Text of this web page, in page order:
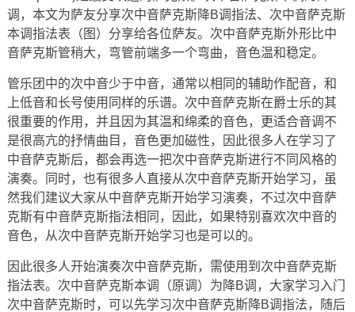
调，本文为萨友分享次中音萨克斯降B调指法、次中音萨克斯
本调指法表（图）分享给各位萨友。次中音萨克斯外形比中
音萨克斯管稍大，弯管前端多一个弯曲，音色温和稳定。
管乐团中的次中音少于中音，通常以相同的辅助作配音，和
上低音和长号使用同样的乐谱。次中音萨克斯在爵士乐的其
很重要的作用，并且因为其温和绵柔的音色，更适合音调不
是很高亢的抒情曲目，音色更加磁性，因此很多人在学习了
中音萨克斯后，都会再选一把次中音萨克斯进行不同风格的
演奏。同时，也有很多人直接从次中音萨克斯开始学习，虽
然我们建议大家从中音萨克斯开始学习演奏，不过次中音萨
克斯有中音萨克斯指法相同，因此，如果特别喜欢次中音的
音色，从次中音萨克斯开始学习也是可以的。
因此很多人开始演奏次中音萨克斯，需使用到次中音萨克斯
指法表。次中音萨克斯本调（原调）为降B调，大家学习入门
次中音萨克斯时，可以先学习次中音萨克斯降B调指法，随后